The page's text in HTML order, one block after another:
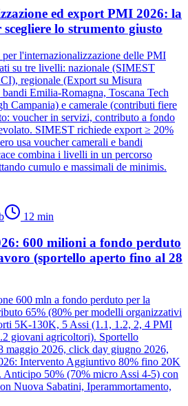
ed export PMI 2026: la
lo strumento giusto
l'internazionalizzazione delle PMI
su tre livelli: nazionale (SIMEST
regionale (Export su Misura
Emilia-Romagna, Toscana Tech
Campania) e camerale (contributi fiere
voucher in servizi, contributo a fondo
SIMEST richiede export ≥ 20%
usa voucher camerali e bandi
combina i livelli in un percorso
cumulo e massimali de minimis.
12 min
600 milioni a fondo perduto
(sportello aperto fino al 28
600 mln a fondo perduto per la
65% (80% per modelli organizzativi
5K-130K, 5 Assi (1.1, 1.2, 2, 4 PMI
giovani agricoltori). Sportello
maggio 2026, click day giugno 2026,
Intervento Aggiuntivo 80% fino 20K
Anticipo 50% (70% micro Assi 4-5) con
Nuova Sabatini, Iperammortamento,